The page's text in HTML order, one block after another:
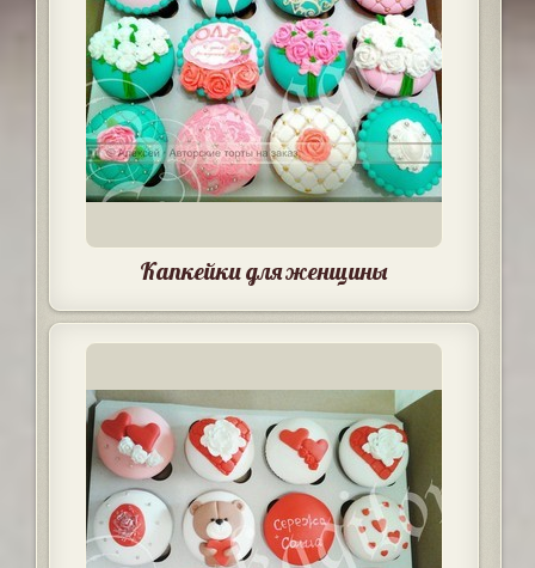
Капкейки для женщины